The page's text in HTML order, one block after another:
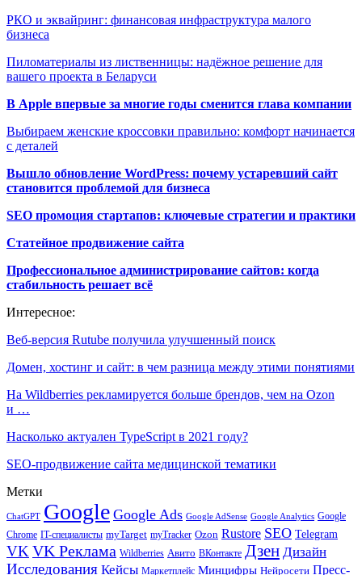
РКО и эквайринг: финансовая инфраструктура малого
бизнеса
Пиломатериалы из лиственницы: надёжное решение для
вашего проекта в Беларуси
В Apple впервые за многие годы сменится глава компании
Выбираем женские кроссовки правильно: комфорт начинается
с деталей
Вышло обновление WordPress: почему устаревший сайт
становится проблемой для бизнеса
SEO промоция стартапов: ключевые стратегии и практики
Статейное продвижение сайта
Профессиональное администрирование сайтов: когда
стабильность решает всё
Интересное:
Веб-версия Rutube получила улучшенный поиск
Домен, хостинг и сайт: в чем разница между этими понятиями
На Wildberries рекламируется больше брендов, чем на Ozon
и …
Насколько актуален TypeScript в 2021 году?
SEO-продвижение сайта медицинской тематики
Метки
ChatGPT Google Google Ads Google AdSense Google Analytics Google
Chrome IT-специалисты myTarget myTracker Ozon Rustore SEO Telegram
VK VK Реклама Wildberries Авито ВКонтакте Дзен Дизайн
Исследования Кейсы Маркетплейс Минцифры Нейросети Пресс-